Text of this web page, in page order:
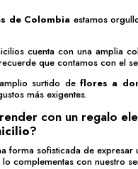
de Colombia estamos
cuenta con una amplia
que contamos con el
surtido de flores a
más exigentes.
con un regalo
?
forma sofisticada de
complementas con nuestro